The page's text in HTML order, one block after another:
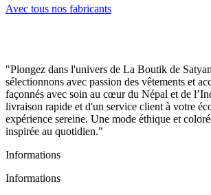
Avec tous nos fabricants
"Plongez dans l'univers de La Boutik de
sélectionnons avec passion des vêtements et
façonnés avec soin au cœur du Népal et de
livraison rapide et d'un service client à votre
expérience sereine. Une mode éthique et
inspirée au quotidien."
Informations
Informations